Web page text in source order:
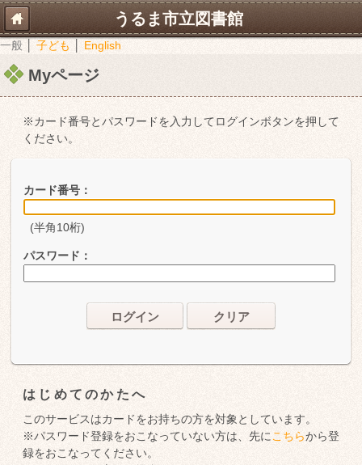
うるま市立図書館
一般 子ども English
Myページ
※カード番号とパスワードを入力してログインボタンを押して
ください。
カード番号：
(半角10桁)
パスワード：
ログイン クリア
はじめてのかたへ
このサービスはカードをお持ちの方を対象としています。
※パスワード登録をおこなっていない方は、先に こちらから登
録をおこなってください。